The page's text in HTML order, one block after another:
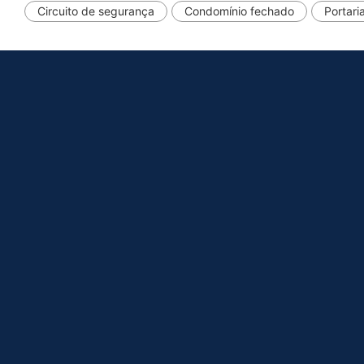
Circuito de segurança Condomínio fechado